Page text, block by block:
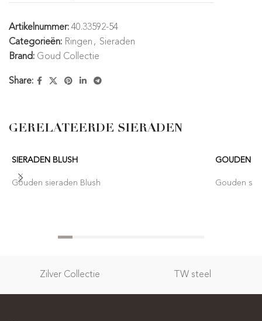
Artikelnummer: 40.33592-54
Categorieën: Ringen , Sieraden
Brand: Goud Collectie
Share:
GERELATEERDE SIERADEN
SIERADEN BLUSH
Gouden sieraden Blush
GOUDEN
Gouden
Zilver Collectie TW steel